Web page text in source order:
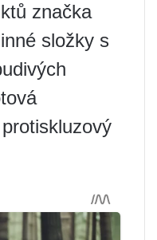
značka
složky s